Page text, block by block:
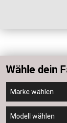
Wähle dein